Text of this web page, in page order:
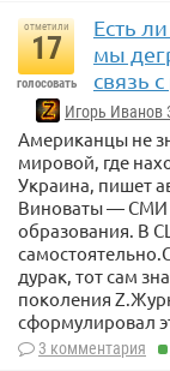
отметили
17
голосовать
Есть
мы
связь
Игорь Иванов
Американцы не
мировой, где
Украина, пишет
Виноваты — СМИ
образования. В
дурак, тот сам
поколения
сформулировал
3 комментария